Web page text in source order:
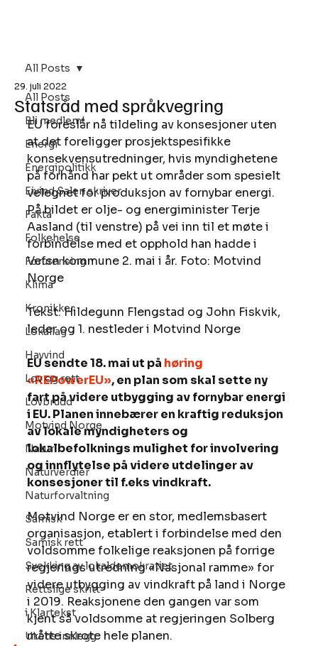
All Posts
Bli medlem!
Energi
Energipolitikk
Eivind Salen skriver
Fakta
Folkehelse
Forurensing
Klima
Kronikker
Lokallag
Havvind
Lov og rett
Lovbrudd
Motvind Norge
Natur
Naturverdier
Naturforvaltning
Samisk
Samisk rett
Svekking av lokaldemokratiet
Rettslige skritt
i Klartekst
Ukens innlegg
All Posts
Statsråd med språkvegring
29. juli 2022
EU foreslår nå tildeling av konsesjoner uten
at det foreligger prosjektspesifikke
konsekvensutredninger, hvis myndighetene
på forhånd har pekt ut områder som spesielt
velegnet for produksjon av fornybar energi.
På bildet er olje- og energiminister Terje
Aasland (til venstre) på vei inn til et møte i
forbindelse med et opphold han hadde i
Vefsn kommune 2. mai i år. Foto: Motvind
Norge
Tekst: Hildegunn Flengstad og John Fiskvik,
leder og 1. nestleder i Motvind Norge
EU sendte 18. mai ut på høring
«REPowerEU», en plan som skal sette ny
fart på videre utbygging av fornybar energi
i EU. Planen innebærer en kraftig reduksjon
av lokale myndigheters og
lokalbefolknings mulighet for involvering
og innflytelse på videre utdelinger av
konsesjoner til f.eks vindkraft.
Motvind Norge er en stor, medlemsbasert
organisasjon, etablert i forbindelse med den
voldsomme folkelige reaksjonen på forrige
regjerings utredning «Nasjonal ramme» for
videre utbygging av vindkraft på land i Norge
i 2019. Reaksjonene den gangen var som
kjent så voldsomme at regjeringen Solberg
måtte skrote hele planen.